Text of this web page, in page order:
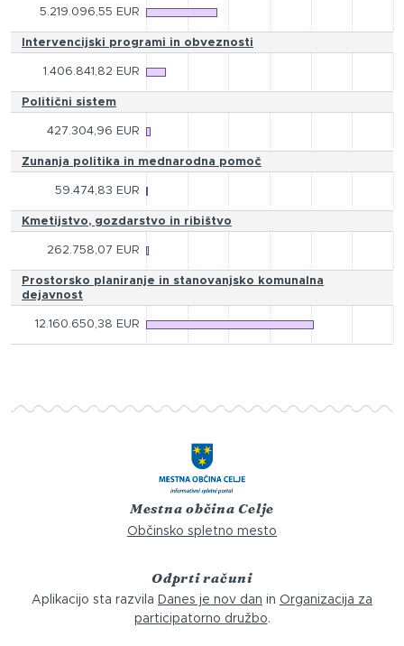
5.219.096,55 EUR
Intervencijski programi in obveznosti
1.406.841,82 EUR
Politični sistem
427.304,96 EUR
Zunanja politika in mednarodna pomoč
59.474,83 EUR
Kmetijstvo, gozdarstvo in ribištvo
262.758,07 EUR
Prostorsko planiranje in stanovanjsko komunalna
dejavnost
12.160.650,38 EUR
Mestna občina Celje
Občinsko spletno mesto
Odprti računi
Aplikacijo sta razvila Danes je nov dan in Organizacija za
participatorno družbo.